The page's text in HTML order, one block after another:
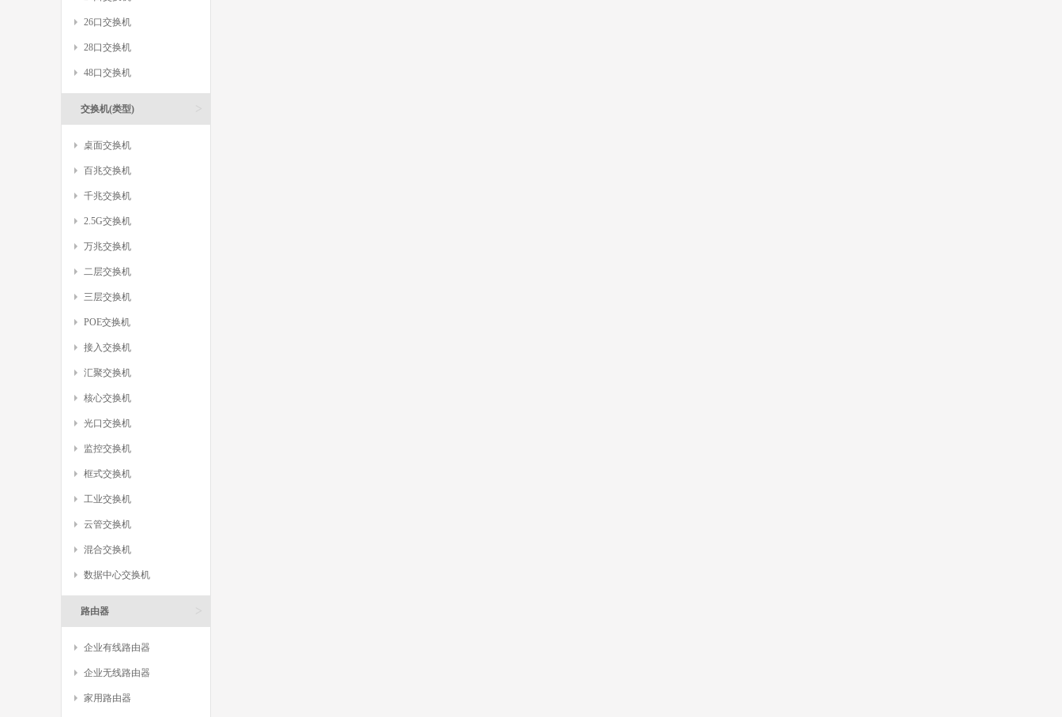
26口交换机
28口交换机
48口交换机
交换机(类型)
桌面交换机
百兆交换机
千兆交换机
2.5G交换机
万兆交换机
二层交换机
三层交换机
POE交换机
接入交换机
汇聚交换机
核心交换机
光口交换机
监控交换机
框式交换机
工业交换机
云管交换机
混合交换机
数据中心交换机
路由器
企业有线路由器
企业无线路由器
家用路由器